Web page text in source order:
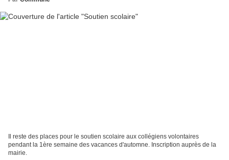
Il reste des places pour le soutien scolaire aux collégiens volontaires
pendant la 1ère semaine des vacances d'automne. Inscription auprès de la
mairie.